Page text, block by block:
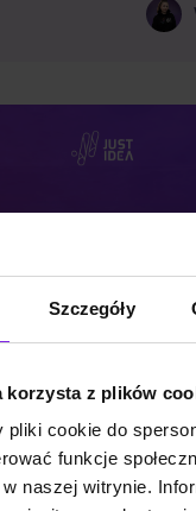
Szczegóły
korzysta z plików
pliki cookie do
funkcje
naszej witrynie.
czym jest i